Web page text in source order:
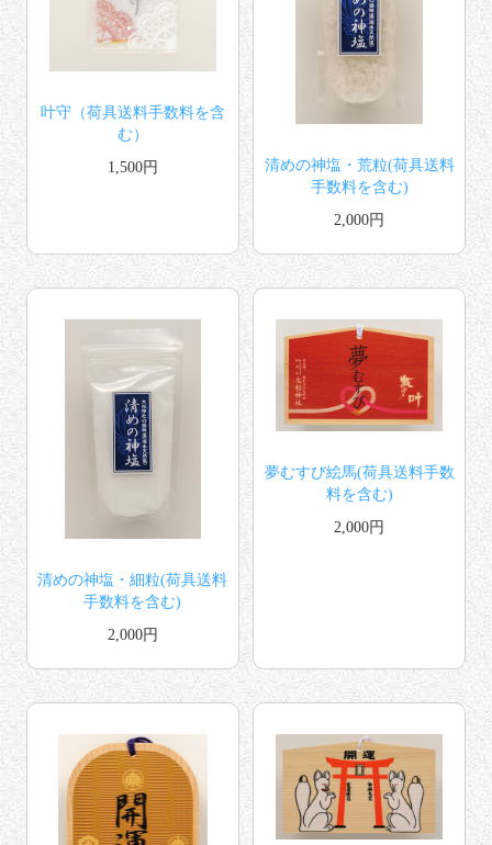
叶守（荷具送料手数料を含
む）
1,500円
清めの神塩・荒粒(荷具送料
手数料を含む)
2,000円
清めの神塩・細粒(荷具送料
手数料を含む)
2,000円
夢むすび絵馬(荷具送料手数
料を含む)
2,000円